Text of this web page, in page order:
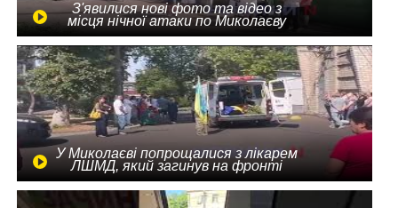
З'явилися нові фото та відео з
місця нічної атаки по Миколаєву
У Миколаєві попрощалися з лікарем
ЛШМД, який загинув на фронті